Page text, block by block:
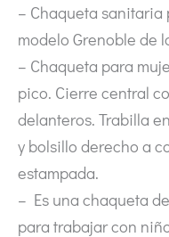
– Chaqueta
modelo Grenoble de
– Chaqueta para
pico. Cierre central
delanteros. Trabilla
y bolsillo derecho a
estampada.
– Es una chaqueta
para trabajar con